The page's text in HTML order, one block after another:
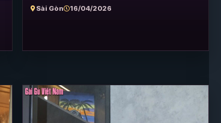
Sài Gòn 16/04/2026